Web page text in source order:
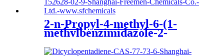
2-n-Propyl-4-methyl-6-(1-
methylbenzimidazole-2-
yl)benzimidazole 152628-02-9